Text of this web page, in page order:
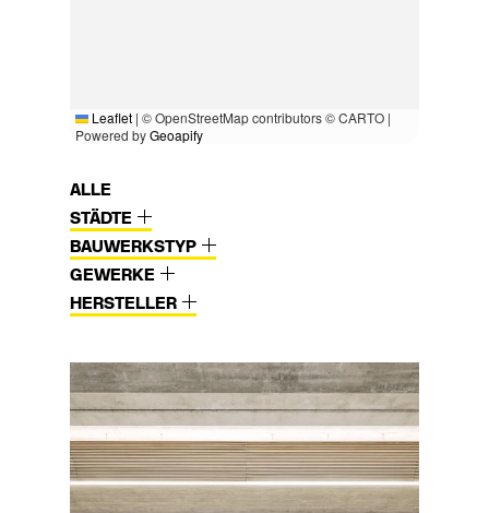
Leaflet | © OpenStreetMap contributors © CARTO |
Powered byGeoapify
ALLE
STÄDTE
BAUWERKSTYP
GEWERKE
HERSTELLER